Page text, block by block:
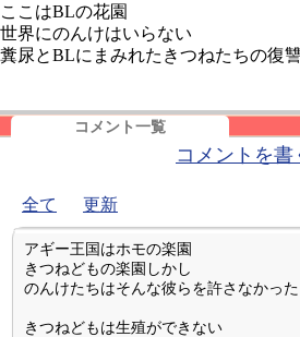
ここはBLの花園
世界にのんけはいらない
糞尿とBLにまみれたきつねたちの復
コメント一覧
コメントを書
全て 更新
アギー王国はホモの楽園
きつねどもの楽園しかし
のんけたちはそんな彼らを許さなかった
きつねどもは生殖ができない